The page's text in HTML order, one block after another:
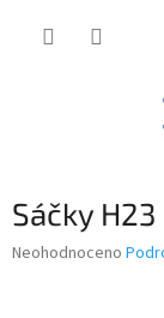
Sáčky
Průměrné
Neohodnoceno